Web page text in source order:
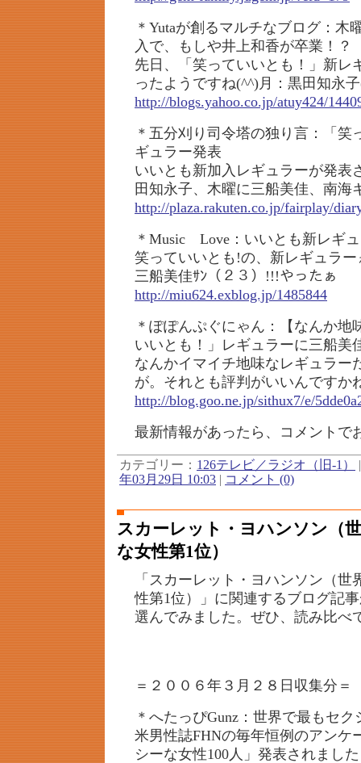
＊Yutaが創るマルチなブログ：木
入で、もしや井上和香が卒業！？
先日、「笑っていいとも！」新レ
ったようですね(^^)月：黒田知永
http://blogs.yahoo.co.jp/atuy424/
＊五分刈り司令塔の独り言：「笑
ギュラー発表
いいとも新加入レギュラーが発表
田知永子、木曜に三船美佳、南海
http://plaza.rakuten.co.jp/fairplay/
＊Music Love：いいとも新レギ
笑っていいとも!の、新レギュラ
三船美佳ｻﾝ（２３）!!!やったぁ
http://miu624.exblog.jp/1485844
＊ぽぽんぷぐにゃん：【なんか地
いいとも！」レギュラーに三船美
なんかイマイチ地味なレギュラー
が。それとも評判がいいんですか
http://blog.goo.ne.jp/sithux7/e/
最新情報があったら、コメントで
カテゴリー： 126テレビ／ラジオ（旧-1）
年03月29日 10:03 | コメント (0)
スカーレット・ヨハンソン（
な女性第1位）
「スカーレット・ヨハンソン（
性第1位）」に関連するブログ記
選んでみました。ぜひ、読み比べ
＝２００６年３月２８日収集分＝
＊へたっぴGunz：世界で最もセ
米男性誌FHNの毎年恒例のアンケ
シーな女性100人」発表されました